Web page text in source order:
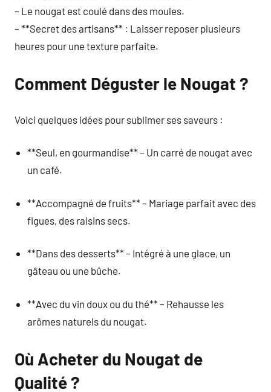
– Le nougat est coulé dans des moules.
– **Secret des artisans** : Laisser reposer plusieurs
heures pour une texture parfaite.
Comment Déguster le Nougat ?
Voici quelques idées pour sublimer ses saveurs :
**Seul, en gourmandise** – Un carré de nougat avec
un café.
**Accompagné de fruits** – Mariage parfait avec des
figues, des raisins secs.
**Dans des desserts** – Intégré à une glace, un
gâteau ou une bûche.
**Avec du vin doux ou du thé** – Rehausse les
arômes naturels du nougat.
Où Acheter du Nougat de
Qualité ?